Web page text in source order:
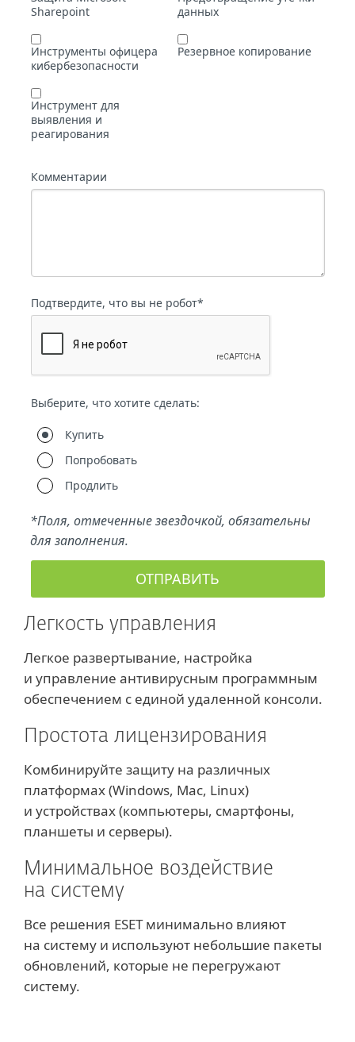
Легкость управления
Легкое развертывание, настройка
и управление антивирусным программным
обеспечением с единой удаленной консоли.
Простота лицензирования
Комбинируйте защиту на различных
платформах (Windows, Mac, Linux)
и устройствах (компьютеры, смартфоны,
планшеты и серверы).
Минимальное воздействие
на систему
Все решения ESET минимально влияют
на систему и используют небольшие пакеты
обновлений, которые не перегружают
систему.